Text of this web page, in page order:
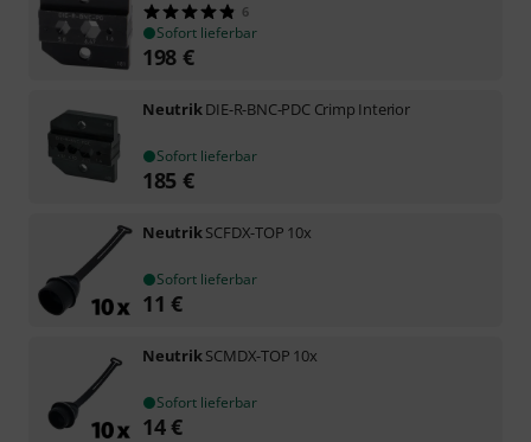
6
Sofort lieferbar
198 €
NeutrikDIE-R-BNC-PDC Crimp Interior
Sofort lieferbar
185 €
NeutrikSCFDX-TOP 10x
Sofort lieferbar
11 €
NeutrikSCMDX-TOP 10x
Sofort lieferbar
14€